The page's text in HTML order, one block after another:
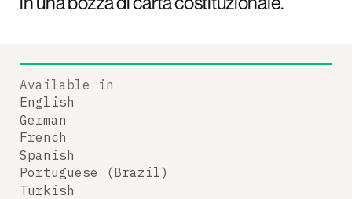
Available in
English
German
French
Spanish
Portuguese (Brazil)
Turkish